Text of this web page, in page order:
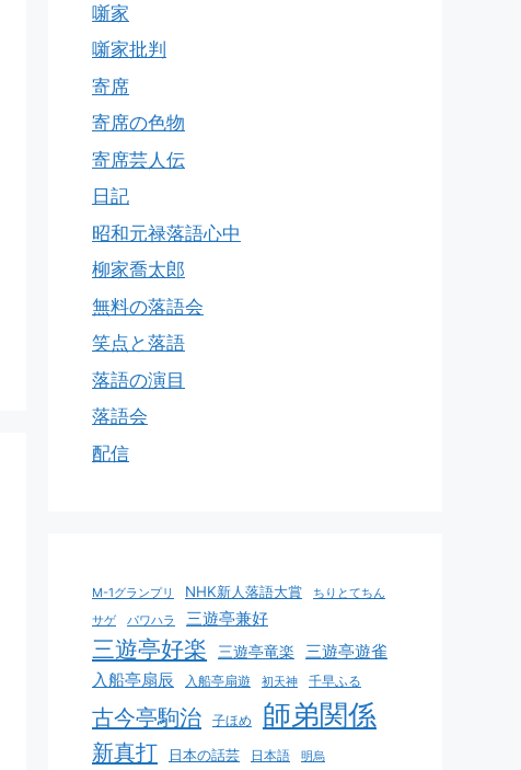
噺家
噺家批判
寄席
寄席の色物
寄席芸人伝
日記
昭和元禄落語心中
柳家喬太郎
無料の落語会
笑点と落語
落語の演目
落語会
配信
M-1グランプリ NHK新人落語大賞 ちりとてちん
サゲ パワハラ 三遊亭兼好
三遊亭好楽 三遊亭竜楽 三遊亭遊雀
入船亭扇辰 入船亭扇遊 初天神 千早ふる
古今亭駒治 子ほめ 師弟関係
新真打 日本の話芸 日本語 明烏